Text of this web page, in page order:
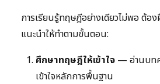
การเรียนรู้ทฤษฎีอย่างเดียวไม่พอ ต้อ
แนะนำให้ทำตามขั้นตอน:
ศึกษาทฤษฎีให้เข้าใจ — อ่านบท
เข้าใจหลักการพื้นฐาน